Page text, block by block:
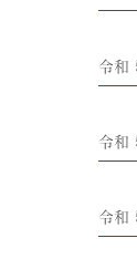
令和
令和
令和